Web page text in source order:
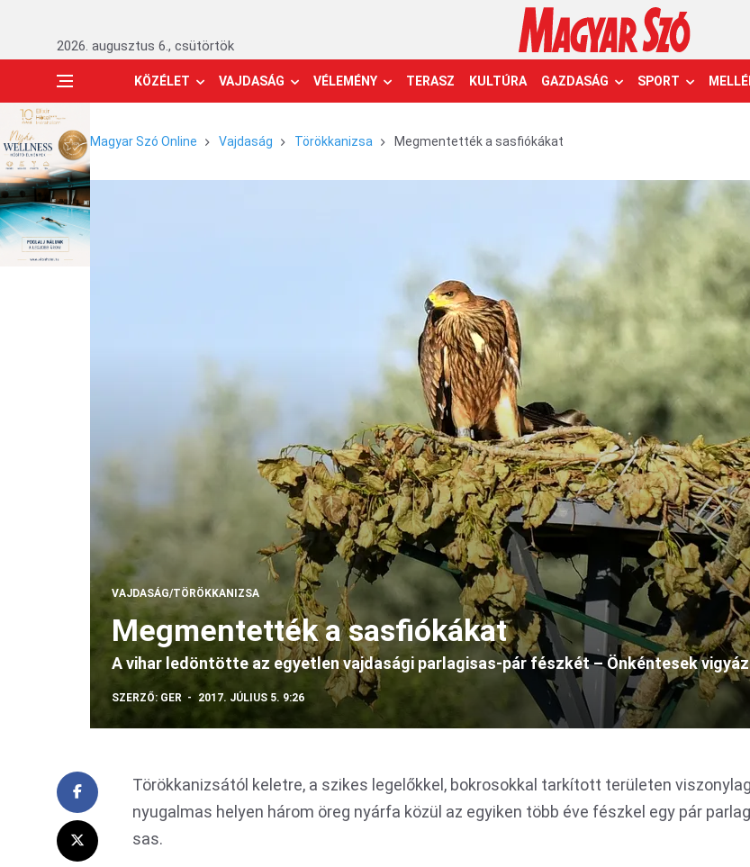
2026. augusztus 6., csütörtök
KÖZÉLET VAJDASÁG VÉLEMÉNY TERASZ KULTÚRA GAZDASÁG SPORT
Magyar Szó Online Vajdaság Törökkanizsa Megmentették a sasfiókákat
VAJDASÁG/TÖRÖKKANIZSA
Megmentették a sasfiókákat
A vihar ledöntötte az egyetlen vajdasági parlagisas-pár fészkét – Önkéntesek
SZERZŐ: GER 2017. JÚLIUS 5. 9:26
Törökkanizsától keletre, a szikes legelőkkel, bokrosokkal tarkított területen viszonylag
nyugalmas helyen három öreg nyárfa közül az egyiken több éve fészkel egy pár
sas.